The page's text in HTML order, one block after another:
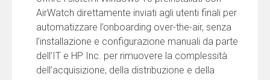
AirWatch direttamente inviati agli utenti finali per
automatizzare l’onboarding over-the-air, senza
l’installazione e configurazione manuali da parte
dell’IT e HP Inc. per rimuovere la complessità
dell’acquisizione, della distribuzione e della